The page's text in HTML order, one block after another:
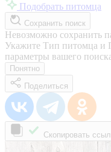
Подобрать питомца
Сохранить поиск
Невозможно сохранить
Укажите Тип питомца и
параметры вашего
Понятно
Поделиться
Скопировать